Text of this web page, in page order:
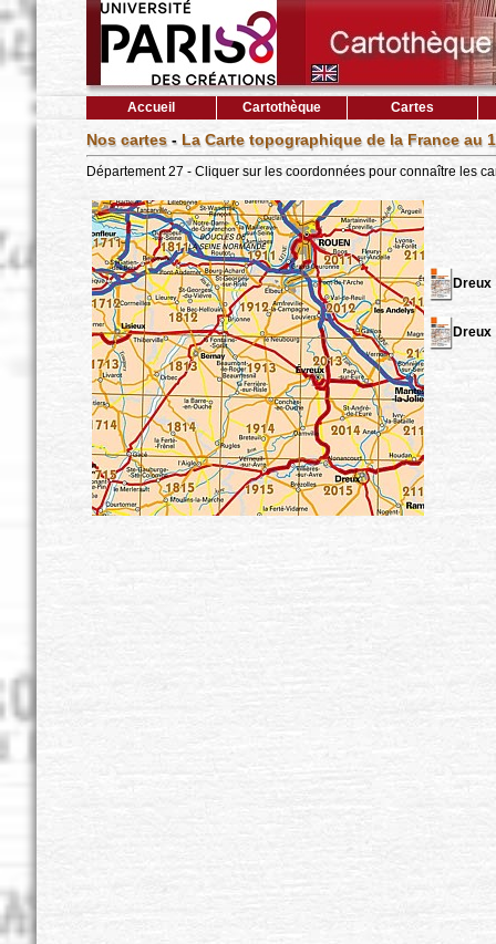
Accueil Cartothèque Cartes
Nos cartes- La Carte topographique de la France au
Département 27 - Cliquer sur les coordonnées pour connaître les
Dreux
Dreux